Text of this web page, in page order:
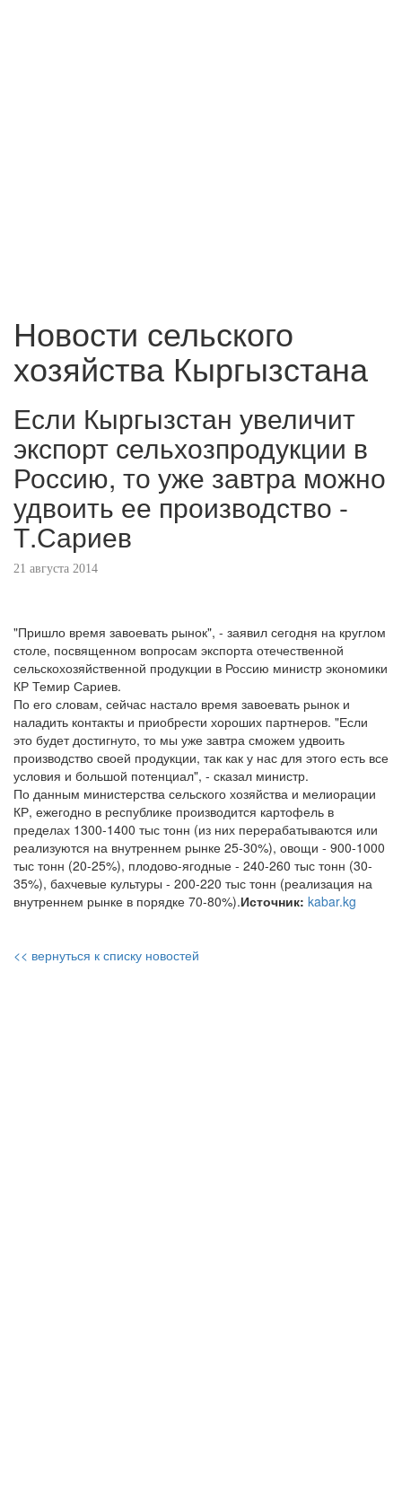
Новости сельского
хозяйства Кыргызстана
Если Кыргызстан увеличит
экспорт сельхозпродукции в
Россию, то уже завтра можно
удвоить ее производство -
Т.Сариев
21 августа 2014
"Пришло время завоевать рынок", - заявил сегодня на круглом
столе, посвященном вопросам экспорта отечественной
сельскохозяйственной продукции в Россию министр экономики
КР Темир Сариев.
По его словам, сейчас настало время завоевать рынок и
наладить контакты и приобрести хороших партнеров. "Если
это будет достигнуто, то мы уже завтра сможем удвоить
производство своей продукции, так как у нас для этого есть все
условия и большой потенциал", - сказал министр.
По данным министерства сельского хозяйства и мелиорации
КР, ежегодно в республике производится картофель в
пределах 1300-1400 тыс тонн (из них перерабатываются или
реализуются на внутреннем рынке 25-30%), овощи - 900-1000
тыс тонн (20-25%), плодово-ягодные - 240-260 тыс тонн (30-
35%), бахчевые культуры - 200-220 тыс тонн (реализация на
внутреннем рынке в порядке 70-80%).Источник: kabar.kg
<< вернуться к списку новостей